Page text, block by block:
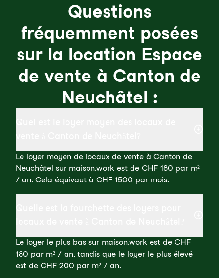
Questions
fréquemment posées
sur la location Espace
de vente à Canton de
Neuchâtel :
Le loyer moyen de locaux de vente à Canton de
Neuchâtel sur maison.work est de CHF 180 par m²
/ an. Cela équivaut à CHF 1500 par mois.
Le loyer le plus bas sur maison.work est de CHF
180 par m² / an, tandis que le loyer le plus élevé
est de CHF 200 par m² / an.